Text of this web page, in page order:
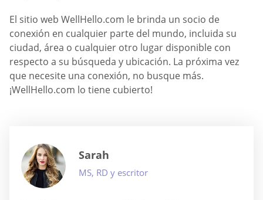
El sitio web WellHello.com le brinda un socio de
conexión en cualquier parte del mundo, incluida su
ciudad, área o cualquier otro lugar disponible con
respecto a su búsqueda y ubicación. La próxima vez
que necesite una conexión, no busque más.
¡WellHello.com lo tiene cubierto!
Sarah
MS, RD y escritor